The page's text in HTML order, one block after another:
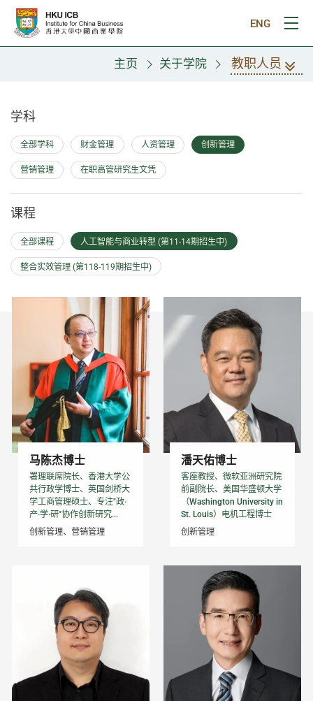
跳往主要内容
ENG
打
主页 关于学院 教职人员
教职人员
学科
全部学科 财金管理 人资管理 创新管理
营销管理 在职高管研究生文凭
课程
全部课程 人工智能与商业转型 (第11-14期招生中)
整合实效管理 (第118-119期招生中)
马陈杰博士
署理联席院长、香港大学公
共行政学博士、英国剑桥大
学工商管理硕士、专注"政·
产·学·研"协作创新研究...
创新管理、营销管理
潘天佑博士
客座教授、微软亚洲研究院
前副院长、美国华盛顿大学
（Washington University in
St. Louis）电机工程博士
创新管理